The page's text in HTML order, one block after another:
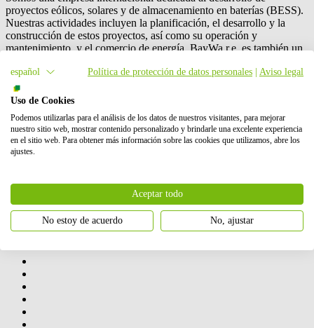
proyectos eólicos, solares y de almacenamiento en baterías (BESS).
Nuestras actividades incluyen la planificación, el desarrollo y la
construcción de estos proyectos, así como su operación y
mantenimiento, y el comercio de energía.BayWa r.e.es también un
total, hemos puesto en marcha con éxito más de 6 GW de energía
renovable. Nuestros accionistas son BayWa AG y Energy
Infrastructure Partners.
Contáctanos
Cómo podemos ayudarte
español Política de protección de datos personales Aviso legal
Uso de Cookies
Podemos utilizarlas para el análisis de los datos de nuestros visitantes, para mejorar
nuestro sitio web, mostrar contenido personalizado y brindarle una excelente experiencia
en el sitio web. Para obtener más información sobre las cookies que utilizamos, abre los
ajustes.
Aceptar todo
No estoy de acuerdo No, ajustar